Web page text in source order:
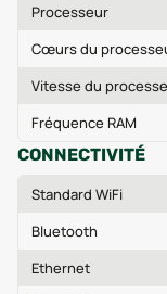
Processeur
Cœurs du
Vitesse du
Fréquence RAM
CONNECTIVITÉ
Standard WiFi
Bluetooth
Ethernet